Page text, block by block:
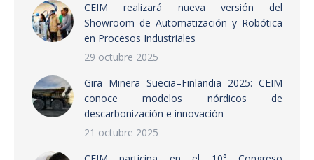
CEIM realizará nueva versión del
Showroom de Automatización y Robótica
en Procesos Industriales
29 octubre 2025
Gira Minera Suecia–Finlandia 2025: CEIM
conoce modelos nórdicos de
descarbonización e innovación
21 octubre 2025